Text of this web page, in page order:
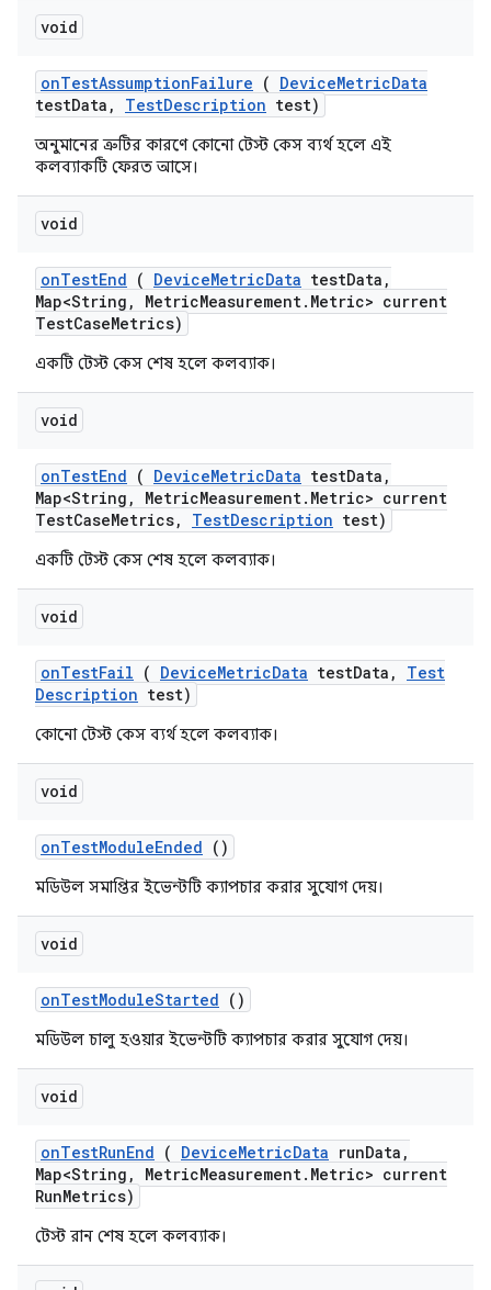
void
onTestAssumptionFailure ( DeviceMetricData
testData , TestDescription test)
অনুমানের ত্রুটির কারণে কোনো টেস্ট কেস ব্যর্থ হলে এই
কলব্যাকটি ফেরত আসে।
void
onTestEnd ( DeviceMetricData testData ,
Map<String , MetricMeasurement. Metric> current
TestCaseMetrics)
একটি টেস্ট কেস শেষ হলে কলব্যাক।
void
onTestEnd ( DeviceMetricData testData ,
Map<String , MetricMeasurement. Metric> current
TestCaseMetrics, TestDescription test)
একটি টেস্ট কেস শেষ হলে কলব্যাক।
void
onTestFail ( DeviceMetricData testData ,
Test
Description test)
কোনো টেস্ট কেস ব্যর্থ হলে কলব্যাক।
void
onTestModuleEnded ()
মডিউল সমাপ্তির ইভেন্টটি ক্যাপচার করার সুযোগ দেয়।
void
onTestModuleStarted ()
মডিউল চালু হওয়ার ইভেন্টটি ক্যাপচার করার সুযোগ দেয়।
void
onTestRunEnd ( DeviceMetricData runData ,
Map<String , MetricMeasurement. Metric> current
RunMetrics)
টেস্ট রান শেষ হলে কলব্যাক।